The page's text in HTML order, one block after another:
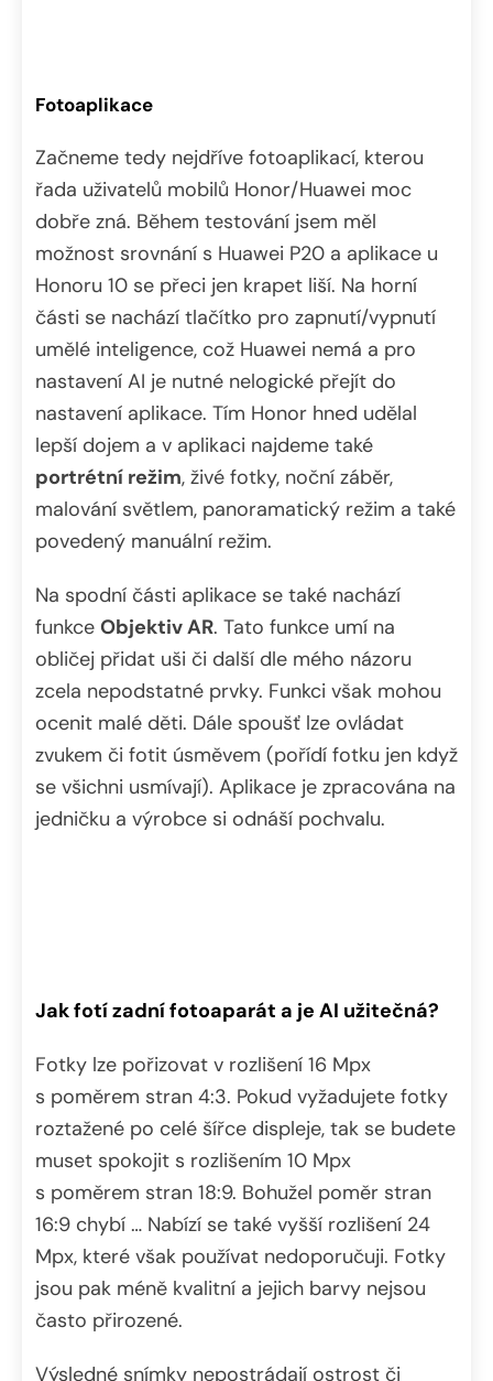
Fotoaplikace
Začneme tedy nejdříve fotoaplikací, kterou
řada uživatelů mobilů Honor/Huawei moc
dobře zná. Během testování jsem měl
možnost srovnání s Huawei P20 a aplikace u
Honoru 10 se přeci jen krapet liší. Na horní
části se nachází tlačítko pro zapnutí/vypnutí
umělé inteligence, což Huawei nemá a pro
nastavení AI je nutné nelogické přejít do
nastavení aplikace. Tím Honor hned udělal
lepší dojem a v aplikaci najdeme také
portrétní režim, živé fotky, noční záběr,
malování světlem, panoramatický režim a také
povedený manuální režim.
Na spodní části aplikace se také nachází
funkce Objektiv AR. Tato funkce umí na
obličej přidat uši či další dle mého názoru
zcela nepodstatné prvky. Funkci však mohou
ocenit malé děti. Dále spoušť lze ovládat
zvukem či fotit úsměvem (pořídí fotku jen když
se všichni usmívají). Aplikace je zpracována na
jedničku a výrobce si odnáší pochvalu.
Jak fotí zadní fotoaparát a je AI užitečná?
Fotky lze pořizovat v rozlišení 16 Mpx
s poměrem stran 4:3. Pokud vyžadujete fotky
roztažené po celé šířce displeje, tak se budete
muset spokojit s rozlišením 10 Mpx
s poměrem stran 18:9. Bohužel poměr stran
16:9 chybí … Nabízí se také vyšší rozlišení 24
Mpx, které však používat nedoporučuji. Fotky
jsou pak méně kvalitní a jejich barvy nejsou
často přirozené.
Výsledné snímky nepostrádají ostrost či